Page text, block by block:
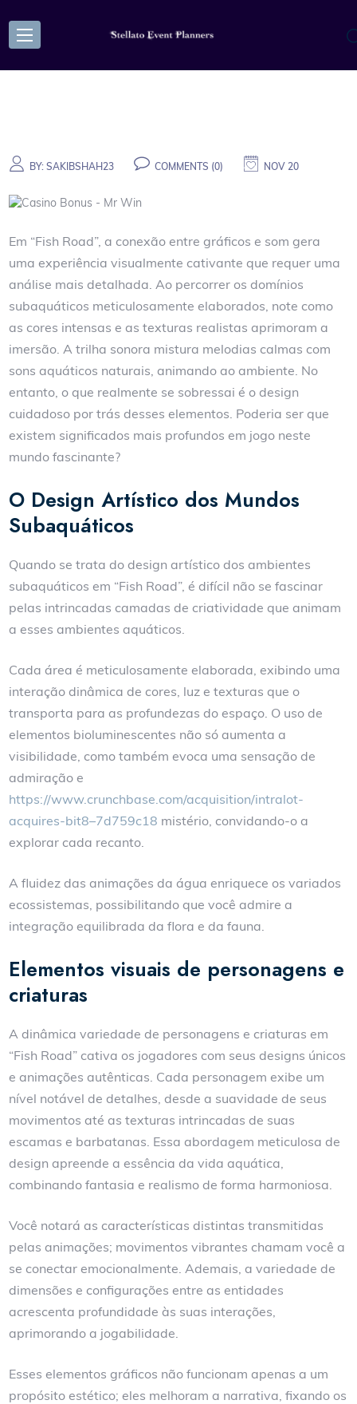
BY:SAKIBSHAH23 COMMENTS (0) NOV 20
Em “Fish Road”, a conexão entre gráficos e som gera
uma experiência visualmente cativante que requer uma
análise mais detalhada. Ao percorrer os domínios
subaquáticos meticulosamente elaborados, note como
as cores intensas e as texturas realistas aprimoram a
imersão. A trilha sonora mistura melodias calmas com
sons aquáticos naturais, animando ao ambiente. No
entanto, o que realmente se sobressai é o design
cuidadoso por trás desses elementos. Poderia ser que
existem significados mais profundos em jogo neste
mundo fascinante?
O Design Artístico dos Mundos
Subaquáticos
Quando se trata do design artístico dos ambientes
subaquáticos em “Fish Road”, é difícil não se fascinar
pelas intrincadas camadas de criatividade que animam
a esses ambientes aquáticos.
Cada área é meticulosamente elaborada, exibindo uma
interação dinâmica de cores, luz e texturas que o
transporta para as profundezas do espaço. O uso de
elementos bioluminescentes não só aumenta a
visibilidade, como também evoca uma sensação de
admiração e
https://www.crunchbase.com/acquisition/intralot-
acquires-bit8–7d759c18 mistério, convidando-o a
explorar cada recanto.
A fluidez das animações da água enriquece os variados
ecossistemas, possibilitando que você admire a
integração equilibrada da flora e da fauna.
Elementos visuais de personagens e
criaturas
A dinâmica variedade de personagens e criaturas em
“Fish Road” cativa os jogadores com seus designs únicos
e animações autênticas. Cada personagem exibe um
nível notável de detalhes, desde a suavidade de seus
movimentos até as texturas intrincadas de suas
escamas e barbatanas. Essa abordagem meticulosa de
design apreende a essência da vida aquática,
combinando fantasia e realismo de forma harmoniosa.
Você notará as características distintas transmitidas
pelas animações; movimentos vibrantes chamam você a
se conectar emocionalmente. Ademais, a variedade de
dimensões e configurações entre as entidades
acrescenta profundidade às suas interações,
aprimorando a jogabilidade.
Esses elementos gráficos não funcionam apenas a um
propósito estético; eles melhoram a narrativa, fixando os